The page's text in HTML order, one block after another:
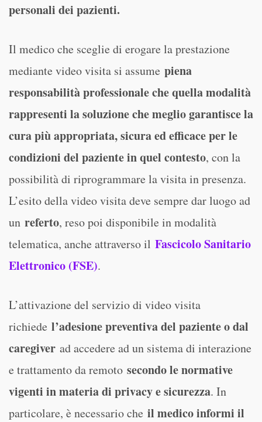
personali dei pazienti.
Il medico che sceglie di erogare la prestazione
mediante video visita si assume piena
responsabilità professionale che quella modalità
rappresenti la soluzione che meglio garantisce la
cura più appropriata, sicura ed efficace per le
condizioni del paziente in quel contesto, con la
possibilità di riprogrammare la visita in presenza.
L’esito della video visita deve sempre dar luogo ad
un referto, reso poi disponibile in modalità
telematica, anche attraverso il Fascicolo Sanitario
Elettronico (FSE).
L’attivazione del servizio di video visita
richiede l’adesione preventiva del paziente o dal
caregiver ad accedere ad un sistema di interazione
e trattamento da remoto secondo le normative
vigenti in materia di privacy e sicurezza. In
particolare, è necessario che il medico informi il